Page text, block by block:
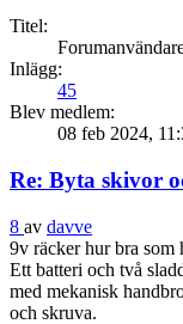
Titel:
Inlägg:
45
Blev medlem:
08 feb 2024,
Re: Byta skivor
8 av davve
9v räcker hur bra som
Ett batteri och två
med mekanisk
och skruva.